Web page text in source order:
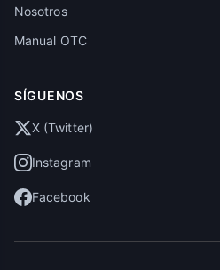
Nosotros
Manual OTC
SÍGUENOS
X (Twitter)
Instagram
Facebook